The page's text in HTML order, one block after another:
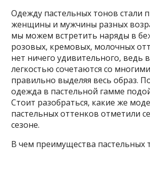
Одежду пастельных тонов стали
женщины и мужчины разных
мы можем встретить наряды в
розовых, кремовых, молочных
нет ничего удивительного, ведь
легкостью сочетаются со
правильно выделяя весь образ.
одежда в пастельной гамме
Стоит разобраться, какие же
пастельных оттенков отметили
сезоне.
В чем преимущества пастельных